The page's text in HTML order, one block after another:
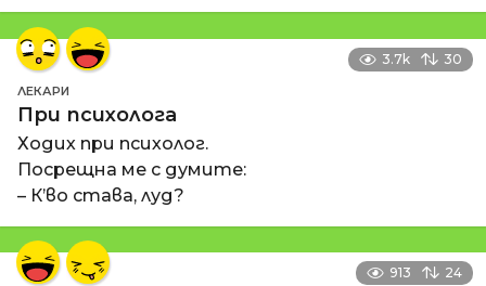
3.7k 30
ЛЕКАРИ
При психолога
Ходих при психолог.
Посрещна ме с думите:
– К’во става, луд?
913 24